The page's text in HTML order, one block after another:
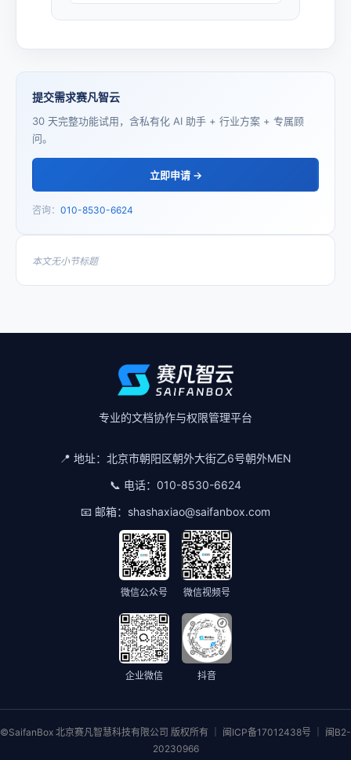
提交需求赛凡智云
30 天完整功能试用，含私有化 AI 助手 + 行业方案 + 专属顾
问。
立即申请 →
咨询： 010-8530-6624
本文无小节标题
专业的文档协作与权限管理平台
📍 地址： 北京市朝阳区朝外大街乙6号朝外MEN
📞 电话： 010-8530-6624
📧 邮箱： shashaxiao@saifanbox.com
微信公众号 微信视频号
企业微信 抖音
©SaifanBox 北京赛凡智慧科技有限公司 版权所有 ｜ 闽ICP备17012438号 ｜ 闽B2-
20230966